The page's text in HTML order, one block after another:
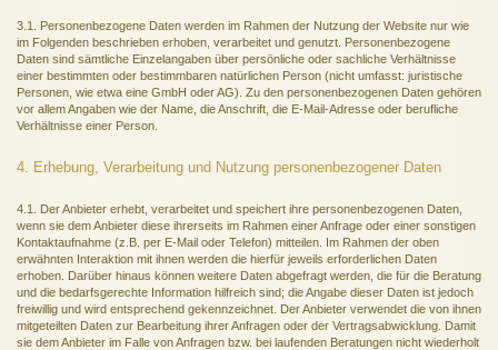
3.1. Personenbezogene Daten werden im Rahmen der Nutzung der Website nur wie
im Folgenden beschrieben erhoben, verarbeitet und genutzt. Personenbezogene
Daten sind sämtliche Einzelangaben über persönliche oder sachliche Verhältnisse
einer bestimmten oder bestimmbaren natürlichen Person (nicht umfasst: juristische
Personen, wie etwa eine GmbH oder AG). Zu den personenbezogenen Daten gehören
vor allem Angaben wie der Name, die Anschrift, die E-Mail-Adresse oder berufliche
Verhältnisse einer Person.
4. Erhebung, Verarbeitung und Nutzung personenbezogener Daten
4.1. Der Anbieter erhebt, verarbeitet und speichert ihre personenbezogenen Daten,
wenn sie dem Anbieter diese ihrerseits im Rahmen einer Anfrage oder einer sonstigen
Kontaktaufnahme (z.B. per E-Mail oder Telefon) mitteilen. Im Rahmen der oben
erwähnten Interaktion mit ihnen werden die hierfür jeweils erforderlichen Daten
erhoben. Darüber hinaus können weitere Daten abgefragt werden, die für die Beratung
und die bedarfsgerechte Information hilfreich sind; die Angabe dieser Daten ist jedoch
freiwillig und wird entsprechend gekennzeichnet. Der Anbieter verwendet die von ihnen
mitgeteilten Daten zur Bearbeitung ihrer Anfragen oder der Vertragsabwicklung. Damit
sie dem Anbieter im Falle von Anfragen bzw. bei laufenden Beratungen nicht wiederholt